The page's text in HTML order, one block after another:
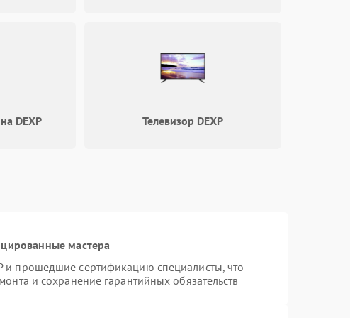
Подробнее →
DEXP Телевизор DEXP
мастера
и прошедшие сертификацию специалисты, что
и сохранение гарантийных обязательств